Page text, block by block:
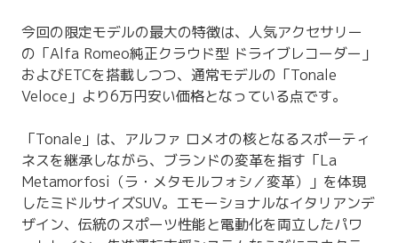
今回の限定モデルの最大の特徴は、人気アクセサリー
の「Alfa Romeo純正クラウド型 ドライブレコーダー」
およびETCを搭載しつつ、通常モデルの「Tonale
Veloce」より6万円安い価格となっている点です。
「Tonale」は、アルファ ロメオの核となるスポーティ
ネスを継承しながら、ブランドの変革を指す「La
Metamorfosi（ラ・メタモルフォシ／変革）」を体現
したミドルサイズSUV。エモーショナルなイタリアンデ
ザイン、伝統のスポーツ性能と電動化を両立したパワ